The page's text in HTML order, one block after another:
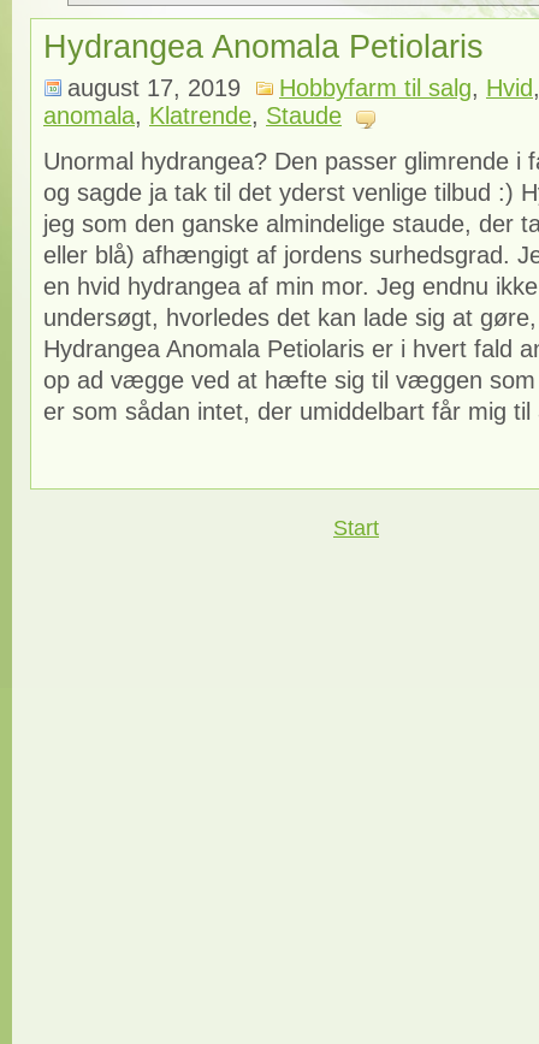
Hydrangea Anomala Petiolaris
august 17, 2019 Hobbyfarm til salg, Hvid
anomala, Klatrende, Staude
Unormal hydrangea? Den passer glimrende i
og sagde ja tak til det yderst venlige tilbud :)
jeg som den ganske almindelige staude, der
eller blå) afhængigt af jordens surhedsgrad.
en hvid hydrangea af min mor. Jeg endnu
undersøgt, hvorledes det kan lade sig at
Hydrangea Anomala Petiolaris er i hvert fald
op ad vægge ved at hæfte sig til væggen som
er som sådan intet, der umiddelbart får mig
Start